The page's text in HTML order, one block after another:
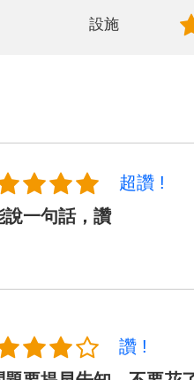
設施
超讚 !
說一句話，讚
讚 !